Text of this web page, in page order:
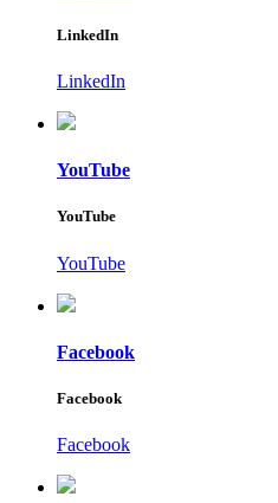
LinkedIn
LinkedIn
YouTube
YouTube
YouTube
Facebook
Facebook
Facebook